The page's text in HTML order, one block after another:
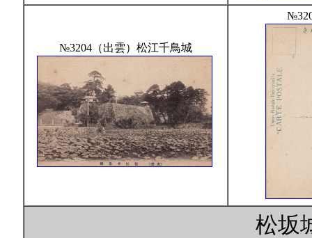
№3204（出雲）松江千鳥城
松坂